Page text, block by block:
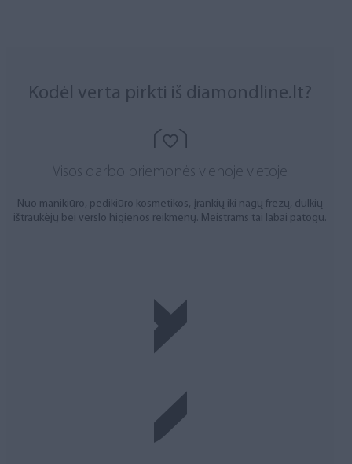
Kodėl verta pirkti iš diamondline.lt?
Visos darbo priemonės vienoje vietoje
Nuo manikiūro, pedikiūro kosmetikos, įrankių iki nagų frezų, dulkių
ištraukėjų bei verslo higienos reikmenų. Meistrams tai labai patogu.